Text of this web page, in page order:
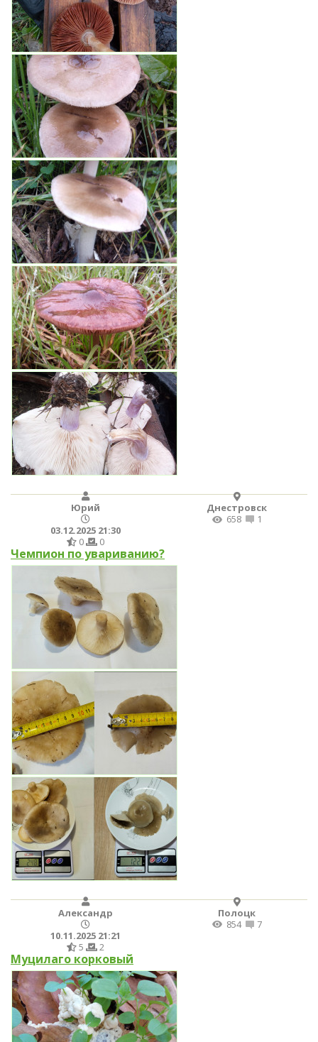
Юрий
Днестровск
03.12.2025 21:30
658
1
0
0
Чемпион по увариванию?
Александр
Полоцк
10.11.2025 21:21
854
7
5
2
Муцилаго корковый